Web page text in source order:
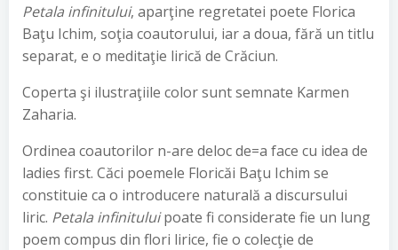
Petala infinitului, aparţine regretatei poete Florica
Baţu Ichim, soţia coautorului, iar a doua, fără un titlu
separat, e o meditaţie lirică de Crăciun.
Coperta şi ilustraţiile color sunt semnate Karmen
Zaharia.
Ordinea coautorilor n-are deloc de=a face cu idea de
ladies first. Căci poemele Floricăi Baţu Ichim se
constituie ca o introducere naturală a discursului
liric. Petala infinituluipoate fi considerate fie un lung
poem compus din flori lirice, fie o colecţie de